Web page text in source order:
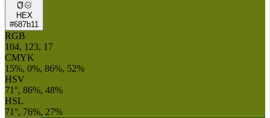
HEX
#687b11
RGB
104, 123, 17
CMYK
15%, 0%, 86%, 52%
HSV
71°, 86%, 48%
HSL
71°, 76%, 27%